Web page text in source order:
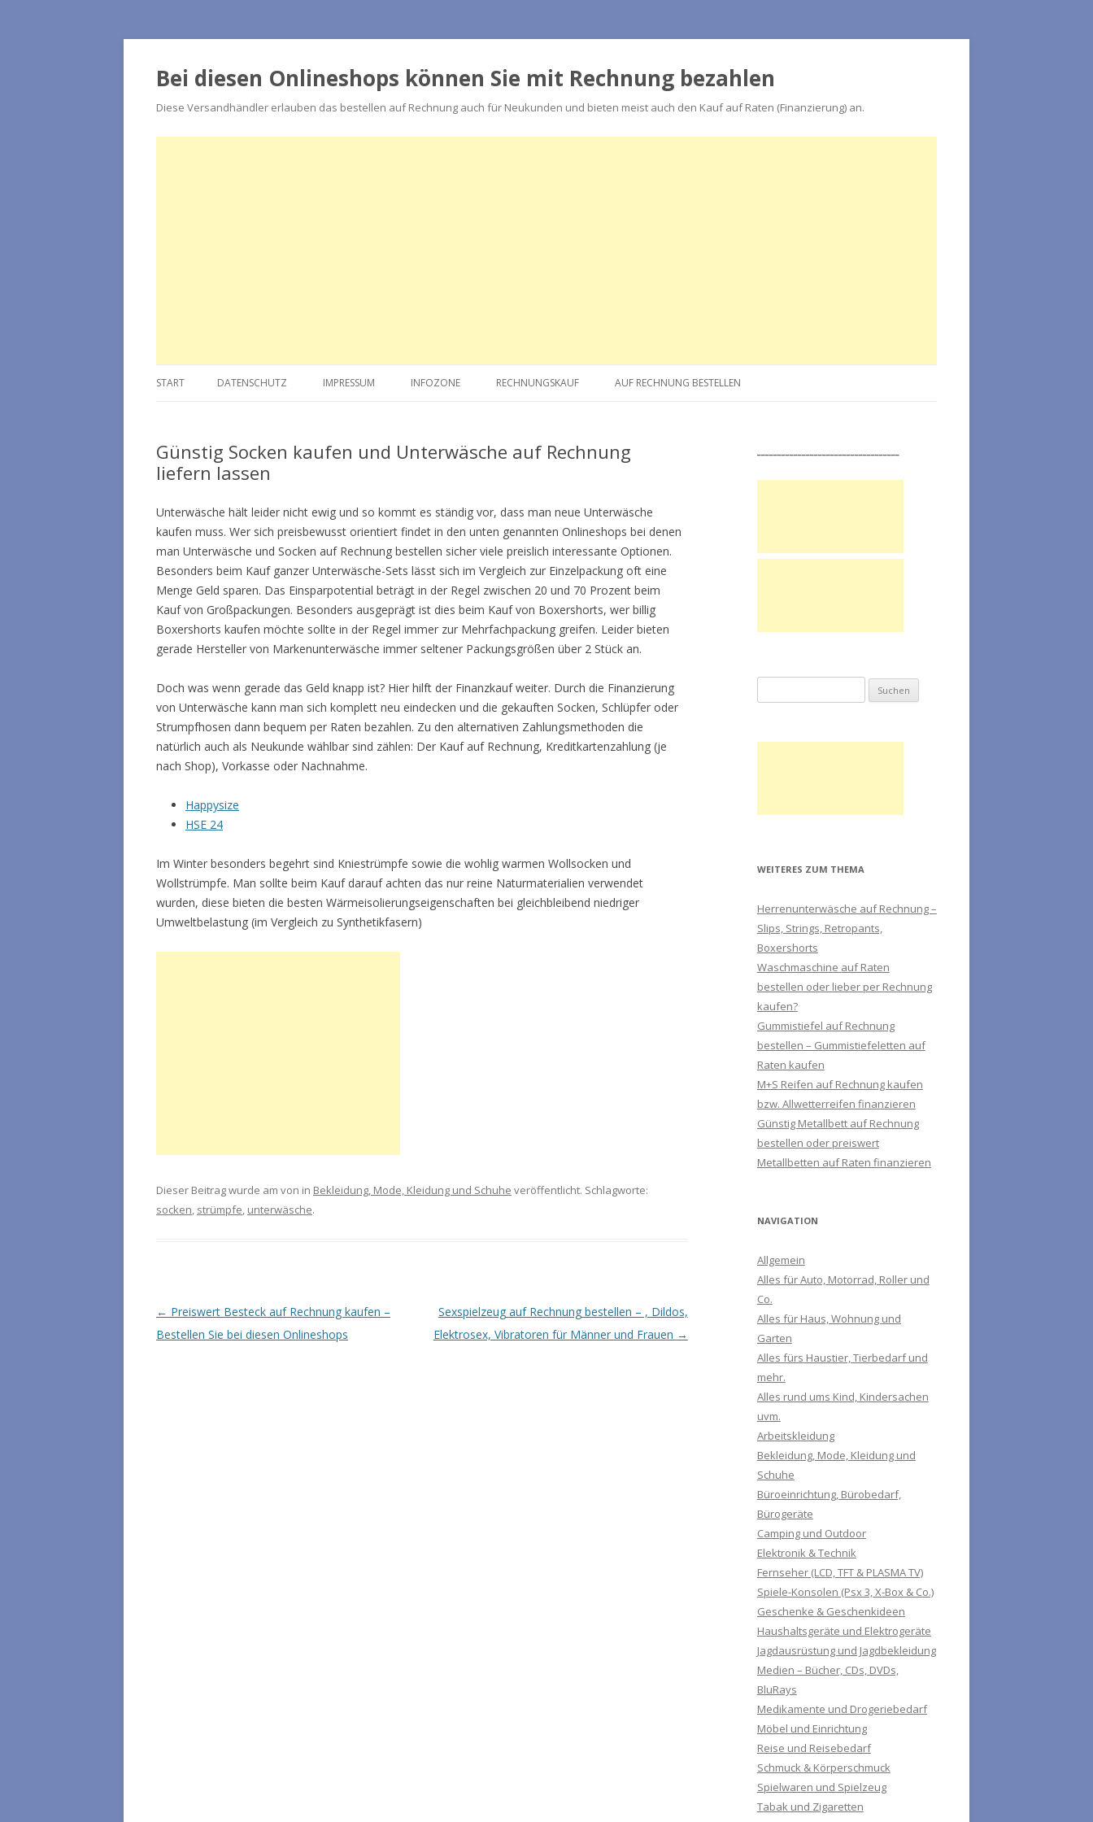
Bei diesen Onlineshops können Sie mit Rechnung bezahlen
Diese Versandhändler erlauben das bestellen auf Rechnung auch für Neukunden und bieten meist auch den Kauf auf Raten (Finanzierung) an.
Zum Inhalt springen
START DATENSCHUTZ IMPRESSUM INFOZONE RECHNUNGSKAUF AUF RECHNUNG BESTELLEN
Günstig Socken kaufen und Unterwäsche auf Rechnung
liefern lassen
Unterwäsche hält leider nicht ewig und so kommt es ständig vor, dass man neue Unterwäsche
kaufen muss. Wer sich preisbewusst orientiert findet in den unten genannten Onlineshops bei denen
man Unterwäsche und Socken auf Rechnung bestellen sicher viele preislich interessante Optionen.
Besonders beim Kauf ganzer Unterwäsche-Sets lässt sich im Vergleich zur Einzelpackung oft eine
Menge Geld sparen. Das Einsparpotential beträgt in der Regel zwischen 20 und 70 Prozent beim
Kauf von Großpackungen. Besonders ausgeprägt ist dies beim Kauf von Boxershorts, wer billig
Boxershorts kaufen möchte sollte in der Regel immer zur Mehrfachpackung greifen. Leider bieten
gerade Hersteller von Markenunterwäsche immer seltener Packungsgrößen über 2 Stück an.
Doch was wenn gerade das Geld knapp ist? Hier hilft der Finanzkauf weiter. Durch die Finanzierung
von Unterwäsche kann man sich komplett neu eindecken und die gekauften Socken, Schlüpfer oder
Strumpfhosen dann bequem per Raten bezahlen. Zu den alternativen Zahlungsmethoden die
natürlich auch als Neukunde wählbar sind zählen: Der Kauf auf Rechnung, Kreditkartenzahlung (je
nach Shop), Vorkasse oder Nachnahme.
Happysize
HSE 24
Im Winter besonders begehrt sind Kniestrümpfe sowie die wohlig warmen Wollsocken und
Wollstrümpfe. Man sollte beim Kauf darauf achten das nur reine Naturmaterialien verwendet
wurden, diese bieten die besten Wärmeisolierungseigenschaften bei gleichbleibend niedriger
Umweltbelastung (im Vergleich zu Synthetikfasern)
Dieser Beitrag wurde am von in Bekleidung, Mode, Kleidung und Schuhe veröffentlicht. Schlagworte:
socken, strümpfe, unterwäsche.
Artikel-Navigation
← Preiswert Besteck auf Rechnung kaufen –
Bestellen Sie bei diesen Onlineshops
Sexspielzeug auf Rechnung bestellen – , Dildos,
Elektrosex, Vibratoren für Männer und Frauen →
WEITERES ZUM THEMA
Herrenunterwäsche auf Rechnung –
Slips, Strings, Retropants,
Boxershorts
Waschmaschine auf Raten
bestellen oder lieber per Rechnung
kaufen?
Gummistiefel auf Rechnung
bestellen – Gummistiefeletten auf
Raten kaufen
M+S Reifen auf Rechnung kaufen
bzw. Allwetterreifen finanzieren
Günstig Metallbett auf Rechnung
bestellen oder preiswert
Metallbetten auf Raten finanzieren
NAVIGATION
Allgemein
Alles für Auto, Motorrad, Roller und
Co.
Alles für Haus, Wohnung und
Garten
Alles fürs Haustier, Tierbedarf und
mehr.
Alles rund ums Kind, Kindersachen
uvm.
Arbeitskleidung
Bekleidung, Mode, Kleidung und
Schuhe
Büroeinrichtung, Bürobedarf,
Bürogeräte
Camping und Outdoor
Elektronik & Technik
Fernseher (LCD, TFT & PLASMA TV)
Spiele-Konsolen (Psx 3, X-Box & Co.)
Geschenke & Geschenkideen
Haushaltsgeräte und Elektrogeräte
Jagdausrüstung und Jagdbekleidung
Medien – Bücher, CDs, DVDs,
BluRays
Medikamente und Drogeriebedarf
Möbel und Einrichtung
Reise und Reisebedarf
Schmuck & Körperschmuck
Spielwaren und Spielzeug
Tabak und Zigaretten